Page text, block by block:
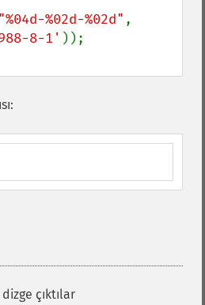
"%04d-%02d-%02d"
8-1'
çıktılar